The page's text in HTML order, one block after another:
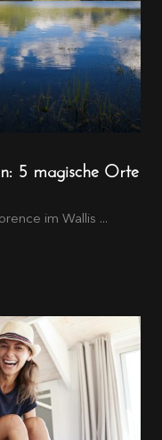
5 magische Orte
im Wallis ...